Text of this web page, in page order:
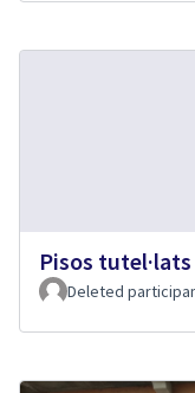
Pisos tutel·lats
Deleted